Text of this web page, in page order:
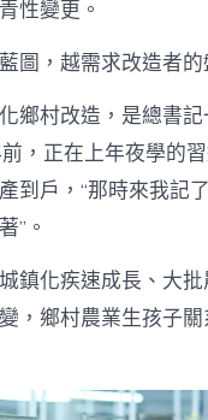
性變更。
圖，越需求改造者的
鄉村改造，是總書
，正在上年夜學的
到戶，“那時來我記
”。
鎮化疾速成長、大
，鄉村農業生孩子